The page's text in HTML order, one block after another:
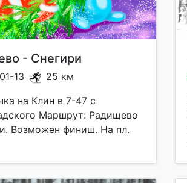
- Снегири
13
25 км
на Клин в 7-47 с
Маршрут: Радищево
Возможен финиш. На пл.